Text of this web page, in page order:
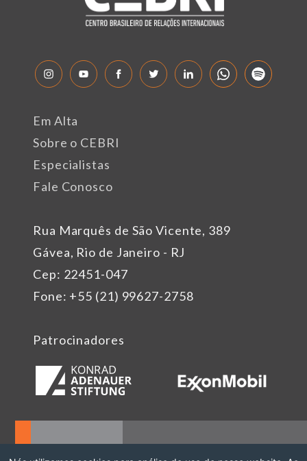
Rua Marquês de São Vicente, 389
Gávea, Rio de Janeiro - RJ
Cep: 22451-047
Fone: +55 (21) 99627-2758
Em Alta
Sobre o CEBRI
Especialistas
Fale Conosco
Patrocinadores